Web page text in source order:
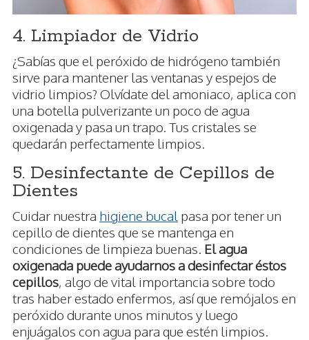
4. Limpiador de Vidrio
¿Sabías que el peróxido de hidrógeno también
sirve para mantener las ventanas y espejos de
vidrio limpios? Olvídate del amoniaco, aplica con
una botella pulverizante un poco de agua
oxigenada y pasa un trapo. Tus cristales se
quedarán perfectamente limpios.
5. Desinfectante de Cepillos de
Dientes
Cuidar nuestra higiene bucal pasa por tener un
cepillo de dientes que se mantenga en
condiciones de limpieza buenas. El agua
oxigenada puede ayudarnos a desinfectar éstos
cepillos, algo de vital importancia sobre todo
tras haber estado enfermos, así que remójalos en
peróxido durante unos minutos y luego
enjuágalos con agua para que estén limpios.